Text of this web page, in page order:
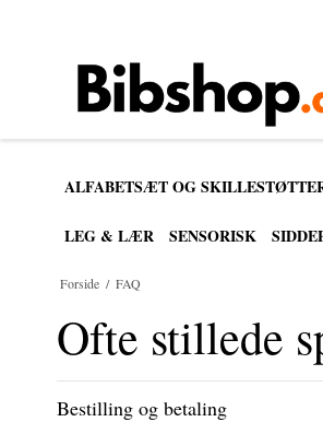
ALFABETSÆT OG
LEG & LÆR SENSORISK
Forside / FAQ
Ofte stillede
Bestilling og betaling